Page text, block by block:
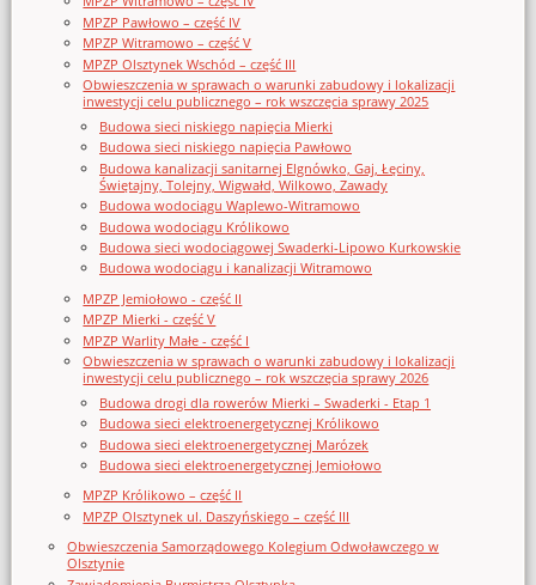
MPZP Pawłowo – część IV
MPZP Witramowo – część V
MPZP Olsztynek Wschód – część III
Obwieszczenia w sprawach o warunki zabudowy i lokalizacji
inwestycji celu publicznego – rok wszczęcia sprawy 2025
Budowa sieci niskiego napięcia Mierki
Budowa sieci niskiego napięcia Pawłowo
Budowa kanalizacji sanitarnej Elgnówko, Gaj, Łęciny,
Świętajny, Tolejny, Wigwałd, Wilkowo, Zawady
Budowa wodociągu Waplewo-Witramowo
Budowa wodociągu Królikowo
Budowa sieci wodociągowej Swaderki-Lipowo Kurkowskie
Budowa wodociągu i kanalizacji Witramowo
MPZP Jemiołowo - część II
MPZP Mierki - część V
MPZP Warlity Małe - część I
Obwieszczenia w sprawach o warunki zabudowy i lokalizacji
inwestycji celu publicznego – rok wszczęcia sprawy 2026
Budowa drogi dla rowerów Mierki – Swaderki - Etap 1
Budowa sieci elektroenergetycznej Królikowo
Budowa sieci elektroenergetycznej Marózek
Budowa sieci elektroenergetycznej Jemiołowo
MPZP Królikowo – część II
MPZP Olsztynek ul. Daszyńskiego – część III
Obwieszczenia Samorządowego Kolegium Odwoławczego w
Olsztynie